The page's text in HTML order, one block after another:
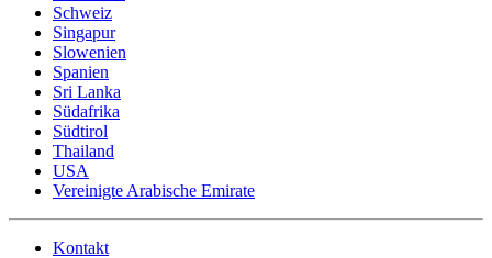
Schweiz
Singapur
Slowenien
Spanien
Sri Lanka
Südafrika
Südtirol
Thailand
USA
Vereinigte Arabische Emirate
Kontakt